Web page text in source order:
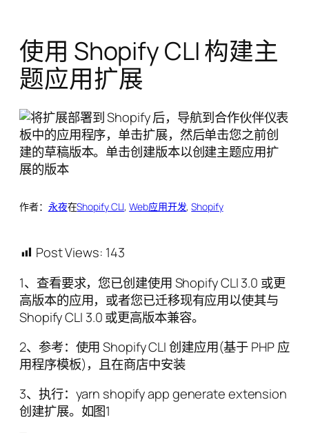
使用 Shopify CLI 构建主
题应用扩展
作者： 永夜在Shopify CLI, Web应用开发, Shopify
Post Views: 143
1、查看要求，您已创建使用 Shopify CLI 3.0 或更
高版本的应用，或者您已迁移现有应用以使其与
Shopify CLI 3.0 或更高版本兼容。
2、参考：使用 Shopify CLI 创建应用(基于 PHP 应
用程序模板)，且在商店中安装
3、执行：yarn shopify app generate extension
创建扩展。如图1